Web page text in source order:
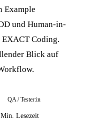
Example
und Human-in-
Coding.
Blick auf
QA / Tester:in
Lesezeit